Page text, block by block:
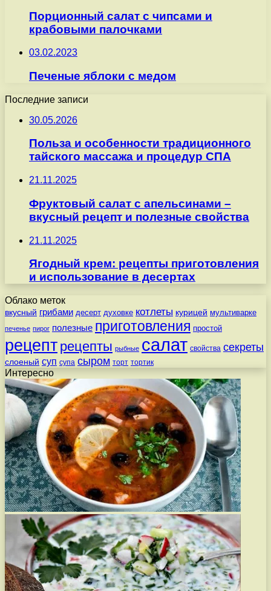
Порционный салат с чипсами и
крабовыми палочками
03.02.2023
Печеные яблоки с медом
Последние записи
30.05.2026
Польза и особенности традиционного
тайского массажа и процедур СПА
21.11.2025
Фруктовый салат с апельсинами –
вкусный рецепт и полезные свойства
21.11.2025
Ягодный крем: рецепты приготовления
и использование в десертах
Облако меток
вкусный грибами десерт духовке котлеты курицей мультиварке
печенье пирог полезные приготовления простой
рецепт рецепты рыбные салат свойства секреты
слоеный суп супа сыром торт тортик
Интересно